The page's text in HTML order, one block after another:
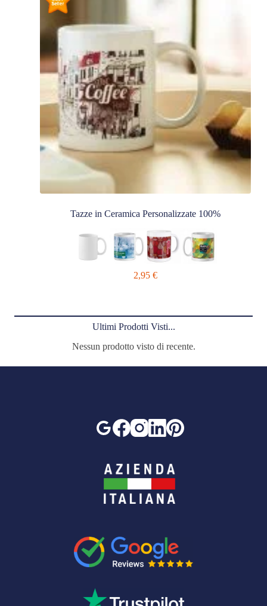
Tazze in Ceramica Personalizzate 100%
2,95 €
Ultimi Prodotti Visti...
Nessun prodotto visto di recente.